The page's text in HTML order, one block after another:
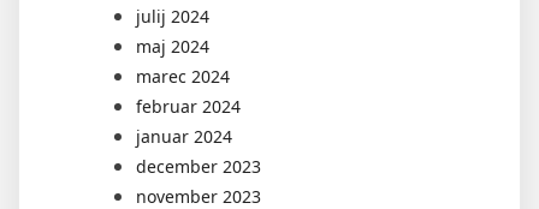
julij 2024
maj 2024
marec 2024
februar 2024
januar 2024
december 2023
november 2023